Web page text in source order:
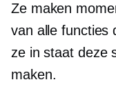
Ze maken
van alle functies
ze in staat deze
maken.